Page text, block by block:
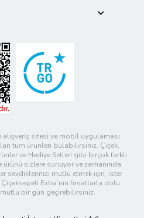
alışveriş sitesi ve mobil uygulaması
tüm ürünleri bulabilirsiniz. Çiçek,
ve Hediye Setleri gibi birçok farklı
ürünü sizlere sunuyor ve zamanında
sevdiklerinizi mutlu etmek için, ister
Extra’nın fırsatlarla dolu
mutlu bir gün geçirebilirsiniz.